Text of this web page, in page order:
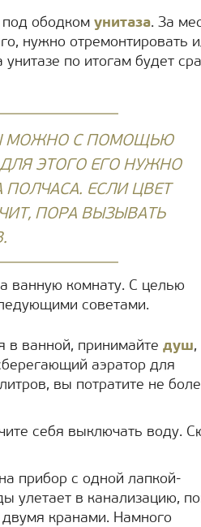
под ободком унитаза. За
нужно отремонтировать
по итогам будет
МОЖНО С ПОМОЩЬЮ
ЭТОГО ЕГО НУЖНО
ЕСЛИ ЦВЕТ
ПОРА ВЫЗЫВАТЬ
ванную комнату. С целью
советами.
в ванной, принимайте душ,
аэратор для
вы потратите не
себя выключать воду.
прибор с одной лапкой-
улетает в канализацию,
кранами. Намного